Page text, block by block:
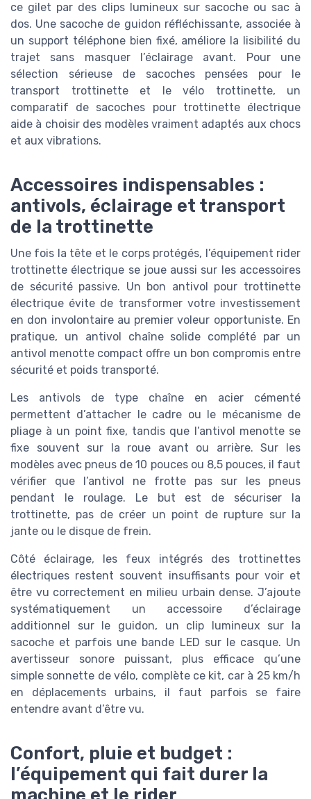
ce gilet par des clips lumineux sur sacoche ou sac à
dos. Une sacoche de guidon réfléchissante, associée à
un support téléphone bien fixé, améliore la lisibilité du
trajet sans masquer l’éclairage avant. Pour une
sélection sérieuse de sacoches pensées pour le
transport trottinette et le vélo trottinette, un
comparatif de sacoches pour trottinette électrique
aide à choisir des modèles vraiment adaptés aux chocs
et aux vibrations.
Accessoires indispensables :
antivols, éclairage et transport
de la trottinette
Une fois la tête et le corps protégés, l’équipement rider
trottinette électrique se joue aussi sur les accessoires
de sécurité passive. Un bon antivol pour trottinette
électrique évite de transformer votre investissement
en don involontaire au premier voleur opportuniste. En
pratique, un antivol chaîne solide complété par un
antivol menotte compact offre un bon compromis entre
sécurité et poids transporté.
Les antivols de type chaîne en acier cémenté
permettent d’attacher le cadre ou le mécanisme de
pliage à un point fixe, tandis que l’antivol menotte se
fixe souvent sur la roue avant ou arrière. Sur les
modèles avec pneus de 10 pouces ou 8,5 pouces, il faut
vérifier que l’antivol ne frotte pas sur les pneus
pendant le roulage. Le but est de sécuriser la
trottinette, pas de créer un point de rupture sur la
jante ou le disque de frein.
Côté éclairage, les feux intégrés des trottinettes
électriques restent souvent insuffisants pour voir et
être vu correctement en milieu urbain dense. J’ajoute
systématiquement un accessoire d’éclairage
additionnel sur le guidon, un clip lumineux sur la
sacoche et parfois une bande LED sur le casque. Un
avertisseur sonore puissant, plus efficace qu’une
simple sonnette de vélo, complète ce kit, car à 25 km/h
en déplacements urbains, il faut parfois se faire
entendre avant d’être vu.
Confort, pluie et budget :
l’équipement qui fait durer la
machine et le rider